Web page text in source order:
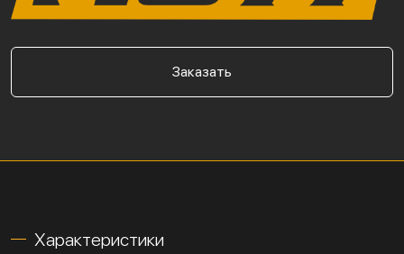
Заказать
Характеристики